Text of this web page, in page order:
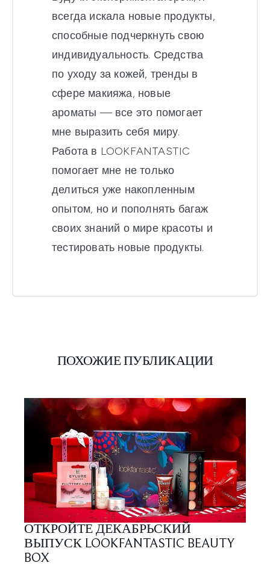
всегда искала новые продукты,
способные подчеркнуть свою
индивидуальность. Средства
по уходу за кожей, тренды в
сфере макияжа, новые
ароматы — все это помогает
мне выразить себя миру.
Работа в LOOKFANTASTIC
помогает мне не только
делиться уже накопленным
опытом, но и пополнять багаж
своих знаний о мире красоты и
тестировать новые продукты.
ПОХОЖИЕ ПУБЛИКАЦИИ
ОТКРОЙТЕ ДЕКАБРЬСКИЙ
ВЫПУСК LOOKFANTASTIC BEAUTY
BOX